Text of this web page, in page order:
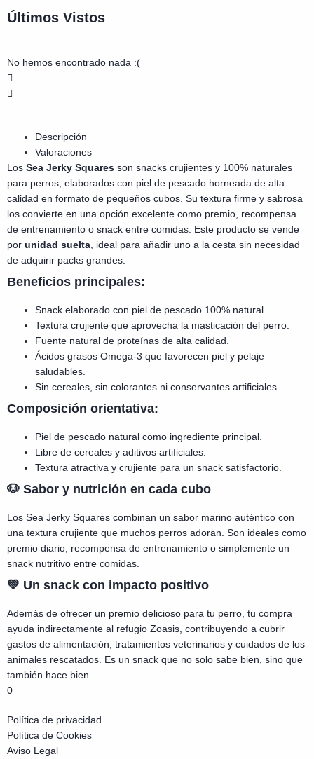
Últimos Vistos
No hemos encontrado nada :(
Descripción
Valoraciones
Los Sea Jerky Squares son snacks crujientes y 100% naturales
para perros, elaborados con piel de pescado horneada de alta
calidad en formato de pequeños cubos. Su textura firme y sabrosa
los convierte en una opción excelente como premio, recompensa
de entrenamiento o snack entre comidas. Este producto se vende
por unidad suelta , ideal para añadir uno a la cesta sin necesidad
de adquirir packs grandes.
Beneficios principales:
Snack elaborado con piel de pescado 100% natural.
Textura crujiente que aprovecha la masticación del perro.
Fuente natural de proteínas de alta calidad.
Ácidos grasos Omega‑3 que favorecen piel y pelaje
saludables.
Sin cereales, sin colorantes ni conservantes artificiales.
Composición orientativa:
Piel de pescado natural como ingrediente principal.
Libre de cereales y aditivos artificiales.
Textura atractiva y crujiente para un snack satisfactorio.
🐶 Sabor y nutrición en cada cubo
Los Sea Jerky Squares combinan un sabor marino auténtico con
una textura crujiente que muchos perros adoran. Son ideales como
premio diario, recompensa de entrenamiento o simplemente un
snack nutritivo entre comidas.
💚 Un snack con impacto positivo
Además de ofrecer un premio delicioso para tu perro, tu compra
ayuda indirectamente al refugio Zoasis, contribuyendo a cubrir
gastos de alimentación, tratamientos veterinarios y cuidados de los
animales rescatados. Es un snack que no solo sabe bien, sino que
también hace bien.
0
Política de privacidad
Política de Cookies
Aviso Legal